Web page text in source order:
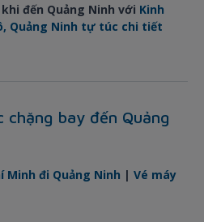
đến Quảng Ninh với Kinh
Quảng Ninh tự túc chi tiết
chặng bay đến Quảng
Minh đi Quảng Ninh | Vé máy